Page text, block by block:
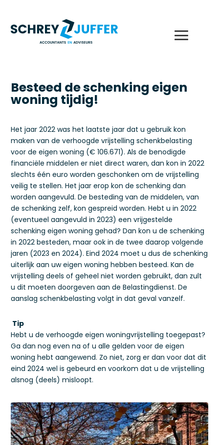
Besteed de schenking eigen
woning tijdig!
Het jaar 2022 was het laatste jaar dat u gebruik kon
maken van de verhoogde vrijstelling schenkbelasting
voor de eigen woning (€ 106.671). Als de benodigde
financiële middelen er niet direct waren, dan kon in 2022
slechts één euro worden geschonken om de vrijstelling
veilig te stellen. Het jaar erop kon de schenking dan
worden aangevuld. De besteding van de middelen, van
de schenking zelf, kon gespreid worden. Hebt u in 2022
(eventueel aangevuld in 2023) een vrijgestelde
schenking eigen woning gehad? Dan kon u de schenking
in 2022 besteden, maar ook in de twee daarop volgende
jaren (2023 en 2024). Eind 2024 moet u dus de schenking
uiterlijk aan uw eigen woning hebben besteed. Kan de
vrijstelling deels of geheel niet worden gebruikt, dan zult
u dit moeten doorgeven aan de Belastingdienst. De
aanslag schenkbelasting volgt in dat geval vanzelf.
Tip
Hebt u de verhoogde eigen woningvrijstelling toegepast?
Ga dan nog even na of u alle gelden voor de eigen
woning hebt aangewend. Zo niet, zorg er dan voor dat dit
eind 2024 wel is gebeurd en voorkom dat u de vrijstelling
alsnog (deels) misloopt.